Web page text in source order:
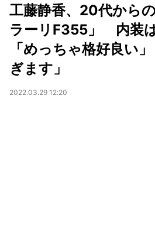
工藤静香、20代から
ラーリF355」 内装
「めっちゃ格好良い
ぎます」
2022.03.29 12:20